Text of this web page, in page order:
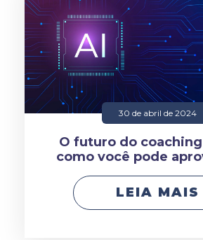
30 de abril de 2024
O futuro do
como você pode
LEIA MAIS